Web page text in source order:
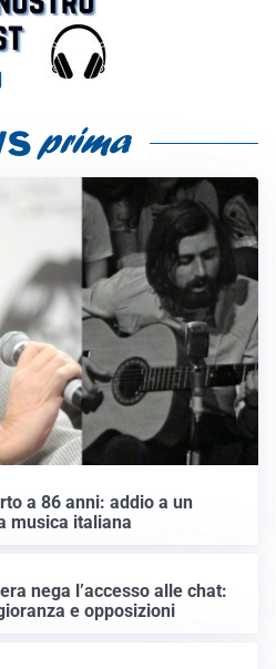
a 86 anni: addio a un
musica italiana
nega l’accesso alle chat:
e opposizioni